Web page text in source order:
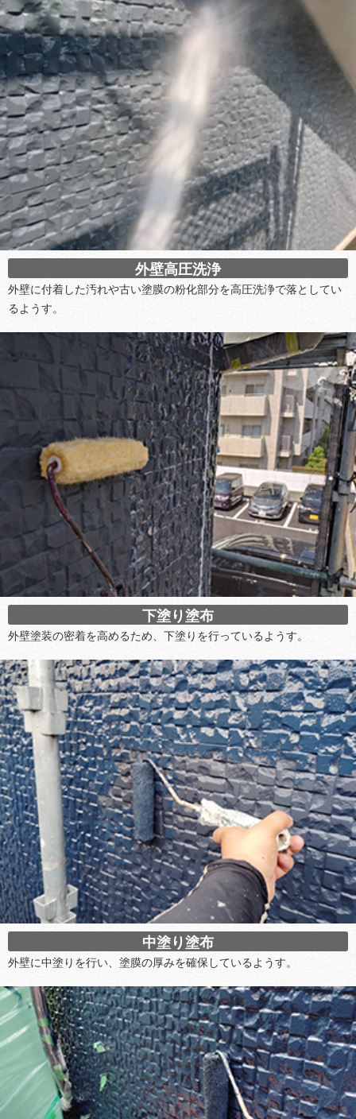
外壁高圧洗浄
外壁に付着した汚れや古い塗膜の粉化部分を高圧洗浄で落としてい
るようす。
下塗り塗布
外壁塗装の密着を高めるため、下塗りを行っているようす。
中塗り塗布
外壁に中塗りを行い、塗膜の厚みを確保しているようす。